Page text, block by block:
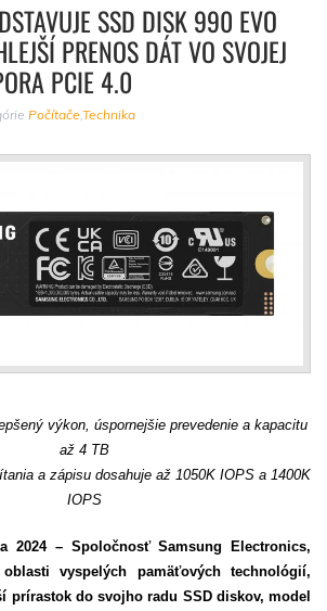
SSD DISK 990 EVO
PRENOS DÁT VO SVOJEJ
PCIE 4.0
Počítače,Technika
výkon, úspornejšie prevedenie a kapacitu
až 4 TB
a zápisu dosahuje až 1050K IOPS a 1400K
IOPS
2024 – Spoločnosť Samsung Electronics,
vyspelých pamäťových technológií,
prírastok do svojho radu SSD diskov, model